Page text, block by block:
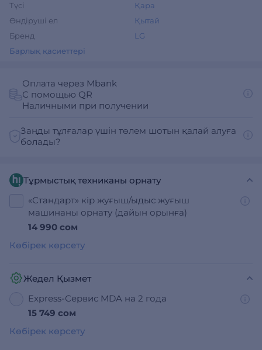
Түсі
Қара
Өндіруші ел
Қытай
Бренд
LG
Барлық қасиеттері
Оплата через Mbank
С помощью QR
Наличными при получении
Заңды тұлғалар үшін төлем шотын қалай алуға
болады?
Тұрмыстық техниканы орнату
«Стандарт» кір жуғыш/ыдыс жуғыш
машинаны орнату (дайын орынға)
14 990 сом
Көбірек көрсету
Жедел Қызмет
Express-Сервис MDA на 2 года
15 749 сом
Көбірек көрсету